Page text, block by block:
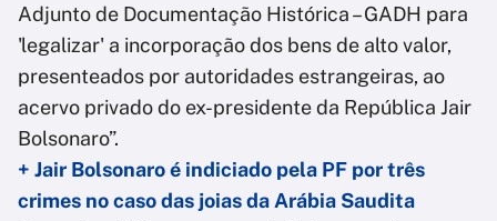
Adjunto de Documentação Histórica – GADH para
'legalizar' a incorporação dos bens de alto valor,
presenteados por autoridades estrangeiras, ao
acervo privado do ex-presidente da República Jair
Bolsonaro”.
+ Jair Bolsonaro é indiciado pela PF por três
crimes no caso das joias da Arábia Saudita